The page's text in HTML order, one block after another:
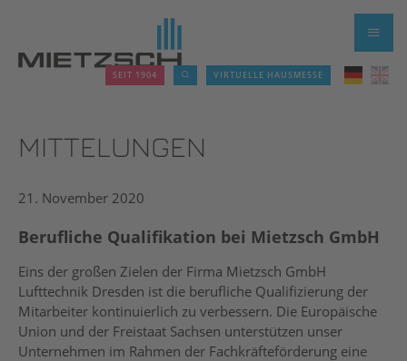
SEIT 1904 VIRTUELLE HAUSMESSE
MITTELUNGEN
21. November 2020
Berufliche Qualifikation bei Mietzsch GmbH
Eins der großen Zielen der Firma Mietzsch GmbH
Lufttechnik Dresden ist die berufliche Qualifizierung der
Mitarbeiter kontinuierlich zu verbessern. Die Europäische
Union und der Freistaat Sachsen unterstützen unser
Unternehmen im Rahmen der Fachkräfteförderung eine